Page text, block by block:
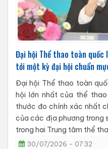
Đại hội Thể thao toàn quốc
tới một kỳ đại hội chuẩn
Đại hội Thể thao toàn
hội lớn nhất của thể
thước đo chính xác nhất
của các địa phương trong
trong hai Trung tâm thể
30/07/2026 - 07:32